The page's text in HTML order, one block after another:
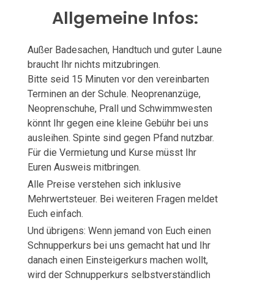
Allgemeine Infos:
Außer Badesachen, Handtuch und guter Laune
braucht Ihr nichts mitzubringen.
Bitte seid 15 Minuten vor den vereinbarten
Terminen an der Schule. Neoprenanzüge,
Neoprenschuhe, Prall und Schwimmwesten
könnt Ihr gegen eine kleine Gebühr bei uns
ausleihen. Spinte sind gegen Pfand nutzbar.
Für die Vermietung und Kurse müsst Ihr
Euren Ausweis mitbringen.
Alle Preise verstehen sich inklusive
Mehrwertsteuer. Bei weiteren Fragen meldet
Euch einfach.
Und übrigens: Wenn jemand von Euch einen
Schnupperkurs bei uns gemacht hat und Ihr
danach einen Einsteigerkurs machen wollt,
wird der Schnupperkurs selbstverständlich